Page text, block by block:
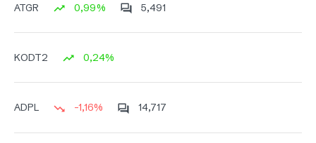
ATGR 0,99% 5,491
KODT2 0,24%
ADPL -1,16% 14,717